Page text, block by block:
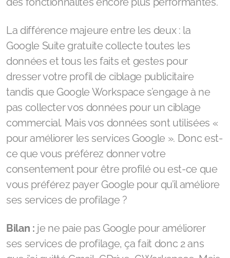
La différence majeure entre les deux : la
Google Suite gratuite collecte toutes les
données et tous les faits et gestes pour
dresser votre profil de ciblage publicitaire
tandis que Google Workspace s’engage à ne
pas collecter vos données pour un ciblage
commercial. Mais vos données sont utilisées «
pour améliorer les services Google ». Donc est-
ce que vous préférez donner votre
consentement pour être profilé ou est-ce que
vous préférez payer Google pour qu’il améliore
ses services de profilage ?
Bilan : je ne paie pas Google pour améliorer
ses services de profilage, ça fait donc 2 ans